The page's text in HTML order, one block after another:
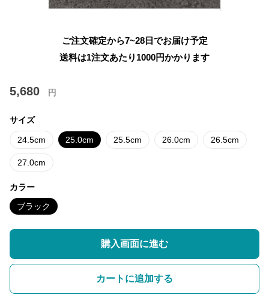
ご注文確定から7~28日でお届け予定
送料は1注文あたり 1000円かかります
5,680 円
サイズ
24.5cm 25.0cm 25.5cm 26.0cm 26.5cm
27.0cm
カラー
ブラック
購入画面に進む
カートに追加する